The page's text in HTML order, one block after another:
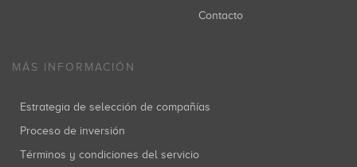
Contacto
MÁS INFORMACIÓN
Estrategia de selección de compañías
Proceso de inversión
Términos y condiciones del servicio